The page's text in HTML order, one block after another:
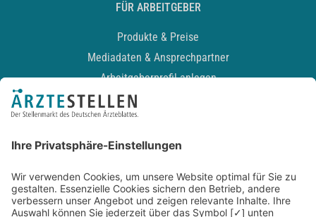
FÜR ARBEITGEBER
Produkte & Preise
Mediadaten & Ansprechpartner
Arbeitgeberprofil anlegen
Recruiting-Podcast
Kontakt
Datenschutz